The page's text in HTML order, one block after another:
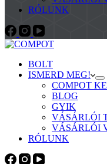
RÓLUNK
BOLT
ISMERD MEG!
COMPOT
BLOG
GYIK
VÁSÁRLÓI
VÁSÁRLÓI
RÓLUNK